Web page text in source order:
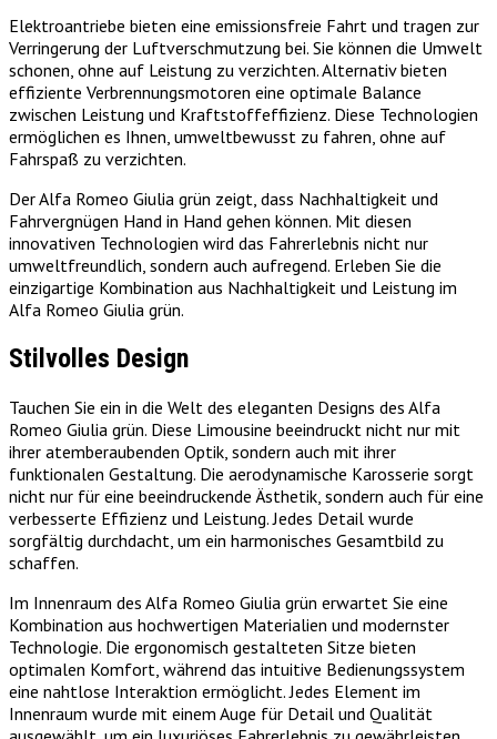
Elektroantriebe bieten eine emissionsfreie Fahrt und tragen zur
Verringerung der Luftverschmutzung bei. Sie können die Umwelt
schonen, ohne auf Leistung zu verzichten. Alternativ bieten
effiziente Verbrennungsmotoren eine optimale Balance
zwischen Leistung und Kraftstoffeffizienz. Diese Technologien
ermöglichen es Ihnen, umweltbewusst zu fahren, ohne auf
Fahrspaß zu verzichten.
Der Alfa Romeo Giulia grün zeigt, dass Nachhaltigkeit und
Fahrvergnügen Hand in Hand gehen können. Mit diesen
innovativen Technologien wird das Fahrerlebnis nicht nur
umweltfreundlich, sondern auch aufregend. Erleben Sie die
einzigartige Kombination aus Nachhaltigkeit und Leistung im
Alfa Romeo Giulia grün.
Stilvolles Design
Tauchen Sie ein in die Welt des eleganten Designs des Alfa
Romeo Giulia grün. Diese Limousine beeindruckt nicht nur mit
ihrer atemberaubenden Optik, sondern auch mit ihrer
funktionalen Gestaltung. Die aerodynamische Karosserie sorgt
nicht nur für eine beeindruckende Ästhetik, sondern auch für eine
verbesserte Effizienz und Leistung. Jedes Detail wurde
sorgfältig durchdacht, um ein harmonisches Gesamtbild zu
schaffen.
Im Innenraum des Alfa Romeo Giulia grün erwartet Sie eine
Kombination aus hochwertigen Materialien und modernster
Technologie. Die ergonomisch gestalteten Sitze bieten
optimalen Komfort, während das intuitive Bedienungssystem
eine nahtlose Interaktion ermöglicht. Jedes Element im
Innenraum wurde mit einem Auge für Detail und Qualität